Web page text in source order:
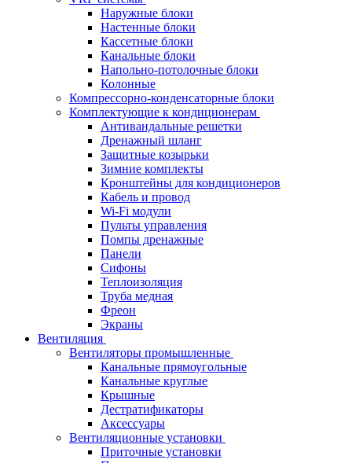
Наружные блоки
Настенные блоки
Кассетные блоки
Канальные блоки
Напольно-потолочные блоки
Колонные
Компрессорно-конденсаторные блоки
Комплектующие к кондиционерам
Антивандальные решетки
Дренажный шланг
Защитные козырьки
Зимние комплекты
Кронштейны для кондиционеров
Кабель и провод
Wi-Fi модули
Пульты управления
Помпы дренажные
Панели
Сифоны
Теплоизоляция
Труба медная
Фреон
Экраны
Вентиляция
Вентиляторы промышленные
Канальные прямоугольные
Канальные круглые
Крышные
Дестратификаторы
Аксессуары
Вентиляционные установки
Приточные установки